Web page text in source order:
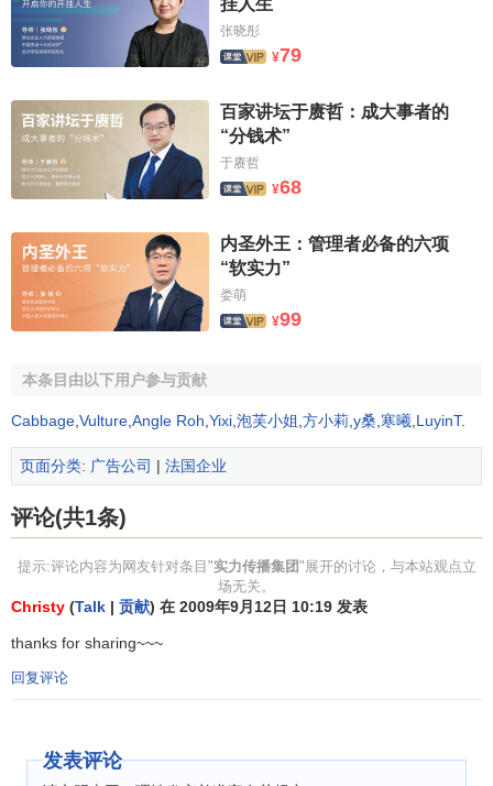
挂人生
张晓彤
¥79
百家讲坛于赓哲：成大事者的
“分钱术”
于赓哲
¥68
内圣外王：管理者必备的六项
“软实力”
娄萌
¥99
本条目由以下用户参与贡献
Cabbage Vulture Angle Roh Yixi 泡芙小姐 方小莉 y桑 寒曦 LuyinT.
页面分类: 广告公司 | 法国企业
评论(共1条)
提示:评论内容为网友针对条目"实力传播集团"展开的讨论，与本站观点立
场无关。
Christy (Talk | 贡献) 在 2009年9月12日 10:19 发表
thanks for sharing~~~
回复评论
发表评论